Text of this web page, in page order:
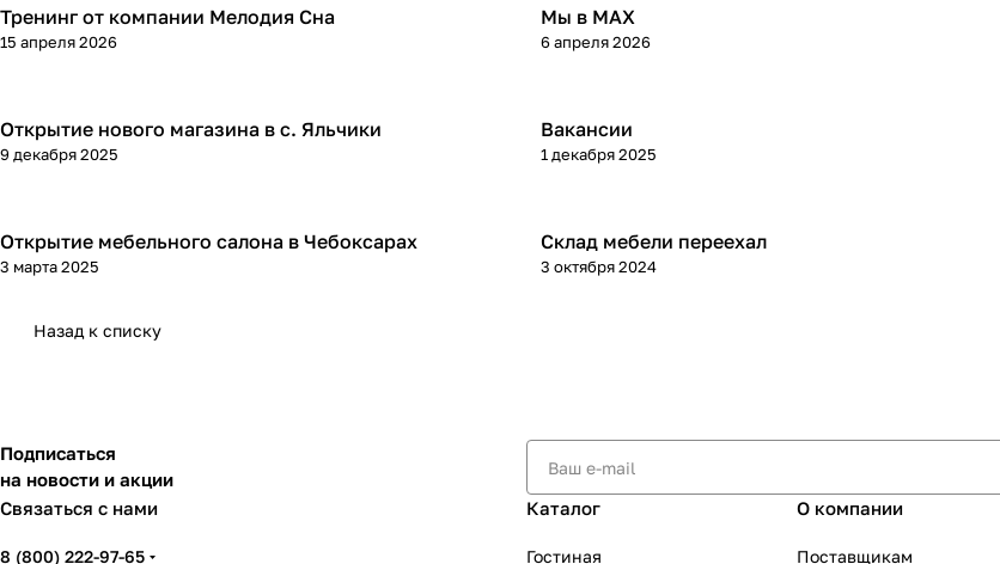
Тренинг от компании Мелодия Сна
15 апреля 2026
Мы в МАХ
6 апреля 2026
Открытие нового магазина в с. Яльчики
9 декабря 2025
Вакансии
1 декабря 2025
Открытие мебельного салона в Чебоксарах
3 марта 2025
Склад мебели переехал
3 октября 2024
Назад к списку
Подписаться
на новости и акции
Связаться с нами
8 (800) 222-97-65
Каталог
Гостиная
О компании
Поставщикам